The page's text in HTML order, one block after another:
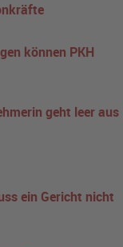
können PKH
geht leer aus
ein Gericht nicht